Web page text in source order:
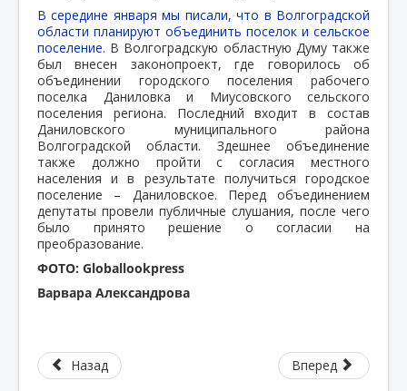
В середине января мы писали, что в Волгоградской
области планируют объединить поселок и сельское
поселение. В Волгоградскую областную Думу также
был внесен законопроект, где говорилось об
объединении городского поселения рабочего
поселка Даниловка и Миусовского сельского
поселения региона. Последний входит в состав
Даниловского муниципального района
Волгоградской области. Здешнее объединение
также должно пройти с согласия местного
населения и в результате получиться городское
поселение – Даниловское. Перед объединением
депутаты провели публичные слушания, после чего
было принято решение о согласии на
преобразование.
ФОТО: Globallookpress
Варвара Александрова
Назад Вперед